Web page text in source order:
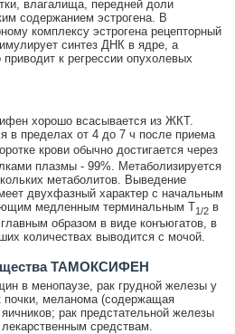
влагалища, передней доли
содержанием эстрогена. В
комплексу эстрогена рецепторный
синтез ДНК в ядре, а
к регрессии опухолевых
хорошо всасывается из ЖКТ.
в пределах от 4 до 7 ч после приема
крови обычно достигается через
плазмы - 99%. Метаболизируется
метаболитов. Выведение
двухфазный характер с начальным
медленным терминальным T1/2 в
образом в виде конъюгатов, в
количествах выводится с мочой.
ТАМОКСИФЕН
в менопаузе, рак грудной железы у
почки, меланома (содержащая
рак предстательной железы
средствам.